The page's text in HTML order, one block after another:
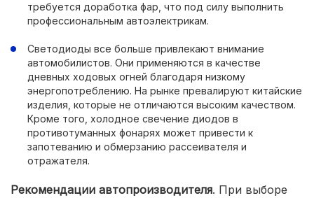
требуется доработка фар, что под силу выполнить
профессиональным автоэлектрикам.
Светодиоды все больше привлекают внимание
автомобилистов. Они применяются в качестве
дневных ходовых огней благодаря низкому
энергопотреблению. На рынке превалируют китайские
изделия, которые не отличаются высоким качеством.
Кроме того, холодное свечение диодов в
противотуманных фонарях может привести к
запотеванию и обмерзанию рассеивателя и
отражателя.
Рекомендации автопроизводителя. При выборе